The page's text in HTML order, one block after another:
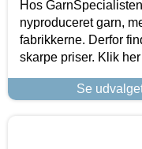
Hos
nyproduceret garn,
fabrikkerne. Derfor
skarpe priser. Klik
Se